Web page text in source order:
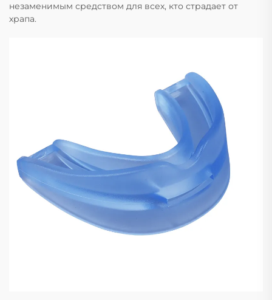
незаменимым средством для всех, кто страдает от
храпа.